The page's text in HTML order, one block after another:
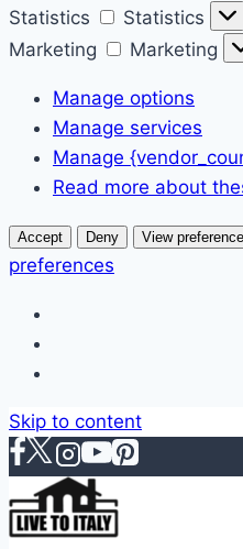
Statistics
Statistics
Marketing
Marketing
Manage options
Manage services
Manage
Read more about
Accept Deny View
preferences
Skip to content